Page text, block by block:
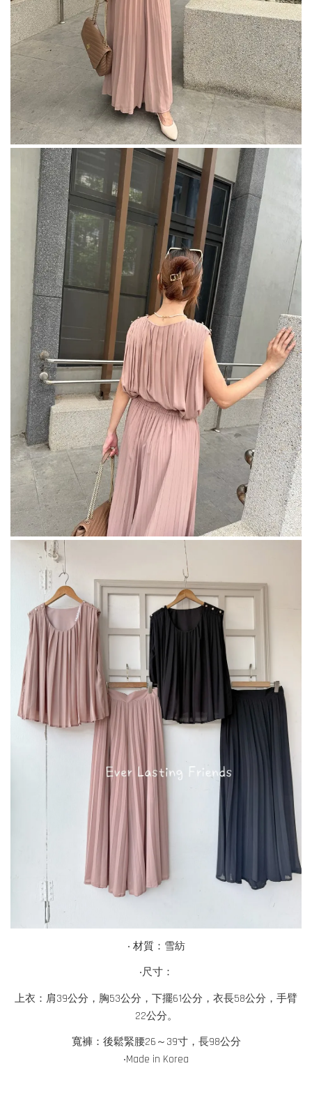
‧ 材質：雪紡
‧尺寸：
上衣：肩39公分，胸53公分，下擺61公分，衣長58公分，手臂
22公分。
寬褲：後鬆緊腰26～39寸，長98公分
‧Made in Korea